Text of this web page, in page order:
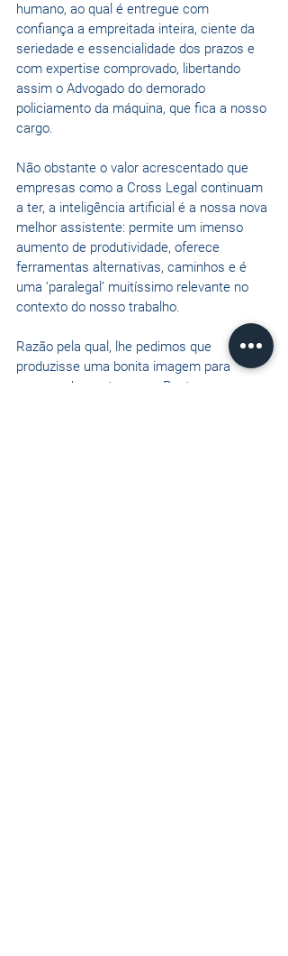
humano, ao qual é entregue com
confiança a empreitada inteira, ciente da
seriedade e essencialidade dos prazos e
com expertise comprovado, libertando
assim o Advogado do demorado
policiamento da máquina, que fica a nosso
cargo.
Não obstante o valor acrescentado que
empresas como a Cross Legal continuam
a ter, a inteligência artificial é a nossa nova
melhor assistente: permite um imenso
aumento de produtividade, oferece
ferramentas alternativas, caminhos e é
uma ‘paralegal’ muitíssimo relevante no
contexto do nosso trabalho.
Razão pela qual, lhe pedimos que
produzisse uma bonita imagem para
acompanhar este nosso Post que